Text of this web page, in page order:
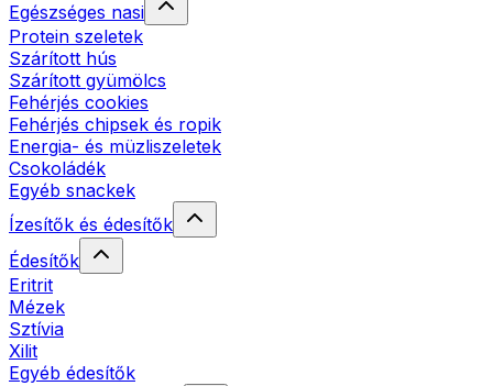
Egészséges nasi
Protein szeletek
Szárított hús
Szárított gyümölcs
Fehérjés cookies
Fehérjés chipsek és ropik
Energia- és müzliszeletek
Csokoládék
Egyéb snackek
Ízesítők és édesítők
Édesítők
Eritrit
Mézek
Sztívia
Xilit
Egyéb édesítők